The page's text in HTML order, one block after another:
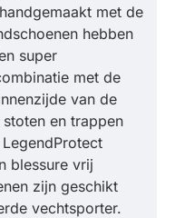
met de
hebben
super
met de
van de
en trappen
blessure vrij
zijn geschikt
vechtsporter.